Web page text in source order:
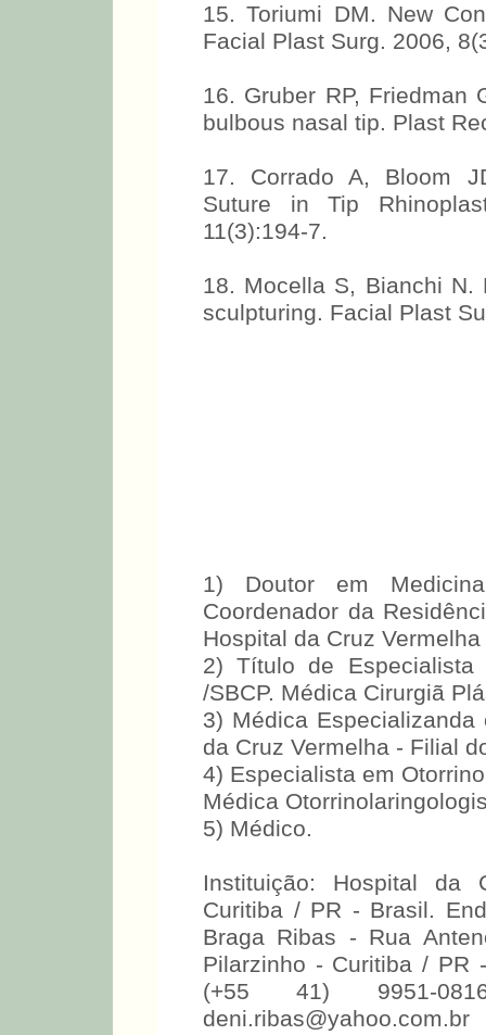
15. Toriumi DM. New
Facial Plast Surg. 2006,
16. Gruber RP, Friedman
bulbous nasal tip. Plast
17. Corrado A, Bloom
Suture in Tip
11(3):194-7.
18. Mocella S, Bianchi N.
sculpturing. Facial Plast
1) Doutor em
Coordenador da
Hospital da Cruz
2) Título de
/SBCP. Médica Cirurgiã
3) Médica
da Cruz Vermelha - Filial
4) Especialista em
Médica
5) Médico.
Instituição: Hospital da
Curitiba / PR - Brasil.
Braga Ribas - Rua
Pilarzinho - Curitiba / PR
(+55 41) 9951-
deni.ribas@yahoo.com.br